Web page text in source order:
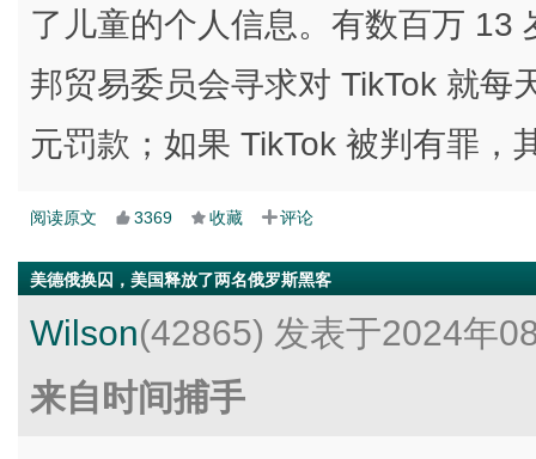
了儿童的个人信息。有数百万 13
邦贸易委员会寻求对 TikTok 就每
元罚款；如果 TikTok 被判有罪，
阅读原文 3369 收藏 评论
美德俄换囚，美国释放了两名俄罗斯黑客
Wilson(42865) 发表于2024年
来自时间捕手